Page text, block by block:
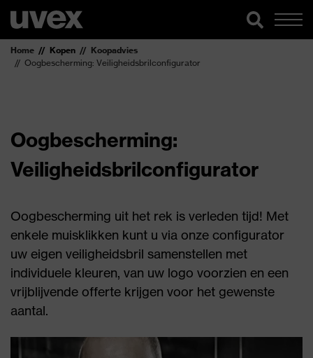
Home Kopen
Koopadvies
Oogbescherming: Veiligheidsbrilconfigurator
Oogbescherming:
Veiligheidsbrilconfigurator
Oogbescherming uit het rek is verleden tijd! Met
enkele muisklikken kunt u via onze configurator
uw eigen veiligheidsbril samenstellen met
individuele kleuren, van uw logo voorzien en een
vrijblijvende offerte krijgen voor het gewenste
aantal.